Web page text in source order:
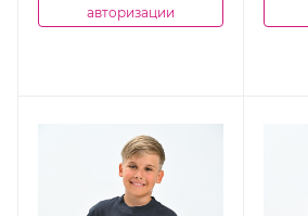
авторизации